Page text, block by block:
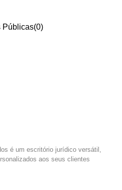
Públicas(0)
é um escritório jurídico versátil,
aos seus clientes